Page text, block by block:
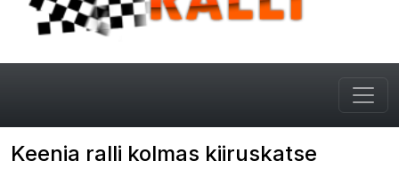
Keenia ralli kolmas kiiruskatse